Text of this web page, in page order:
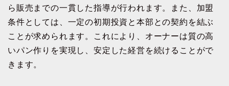
ら販売までの一貫した指導が行われます。また、加盟
条件としては、一定の初期投資と本部との契約を結ぶ
ことが求められます。これにより、オーナーは質の高
いパン作りを実現し、安定した経営を続けることがで
きます。